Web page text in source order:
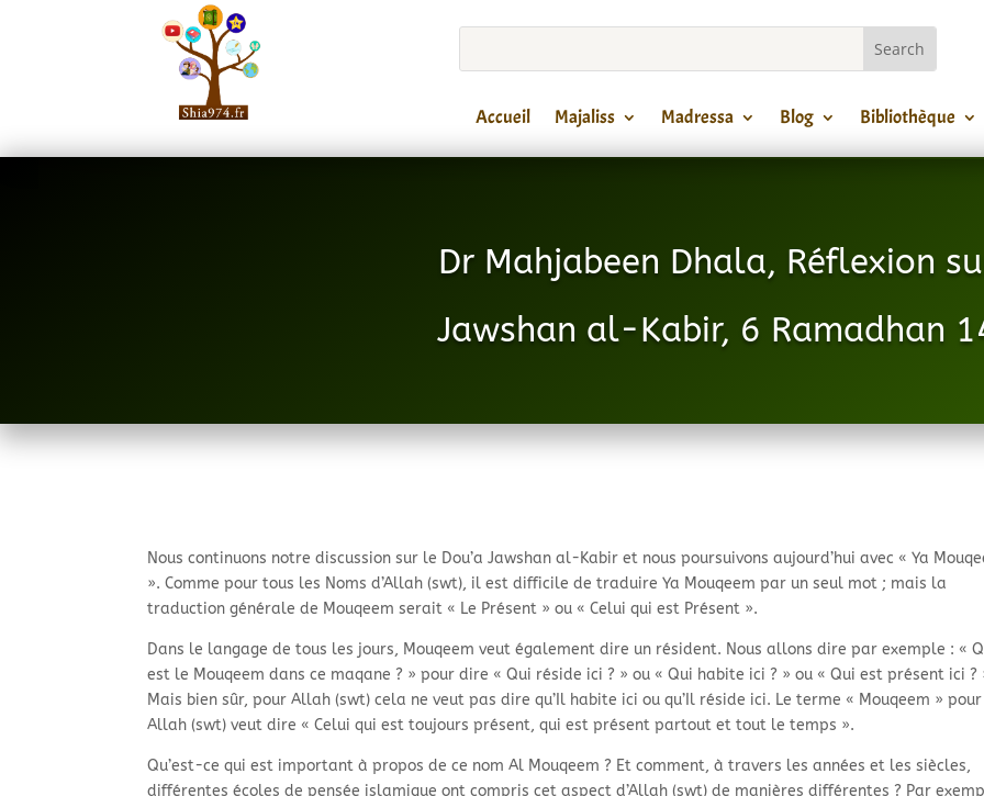
Accueil Majaliss Madressa Blog Bibliothèque
Dr Mahjabeen Dhala, Réflexion
Jawshan al-Kabir, 6 Ramadhan
Nous continuons notre discussion sur le Dou’a Jawshan al-Kabir et nous poursuivons aujourd’hui avec « Ya
». Comme pour tous les Noms d’Allah (swt), il est difficile de traduire Ya Mouqeem par un seul mot ; mais la
traduction générale de Mouqeem serait « Le Présent » ou « Celui qui est Présent ».
Dans le langage de tous les jours, Mouqeem veut également dire un résident. Nous allons dire par exemple : «
est le Mouqeem dans ce maqane ? » pour dire « Qui réside ici ? » ou « Qui habite ici ? » ou « Qui est présent ici ?
Mais bien sûr, pour Allah (swt) cela ne veut pas dire qu’Il habite ici ou qu’Il réside ici. Le terme « Mouqeem » pour
Allah (swt) veut dire « Celui qui est toujours présent, qui est présent partout et tout le temps ».
Qu’est-ce qui est important à propos de ce nom Al Mouqeem ? Et comment, à travers les années et les siècles,
différentes écoles de pensée islamique ont compris cet aspect d’Allah (swt) de manières différentes ? Par